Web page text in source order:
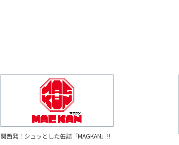
関西発！シュッとした缶詰「MAGKAN」!!